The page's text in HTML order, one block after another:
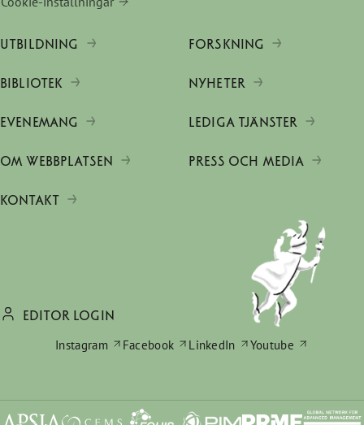
UTBILDNING FORSKNING
BIBLIOTEK NYHETER
EVENEMANG LEDIGA TJÄNSTER
OM WEBBPLATSEN PRESS OCH MEDIA
KONTAKT
EDITOR LOGIN
Instagram
Facebook LinkedIn Youtube